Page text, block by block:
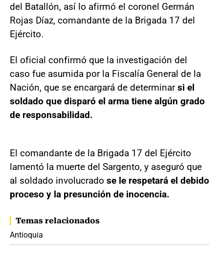
del Batallón, así lo afirmó el coronel Germán
Rojas Díaz, comandante de la Brigada 17 del
Ejército.
El oficial confirmó que la investigación del
caso fue asumida por la Fiscalía General de la
Nación, que se encargará de determinarsi el
soldado que disparó el arma tiene algún grado
de responsabilidad.
El comandante de la Brigada 17 del Ejército
lamentó la muerte del Sargento, y aseguró que
al soldado involucrado se le respetará el debido
proceso y la presunción de inocencia.
Temas relacionados
Antioquia